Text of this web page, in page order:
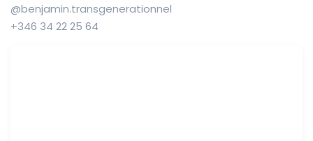
@benjamin.transgenerationnel
+346 34 22 25 64